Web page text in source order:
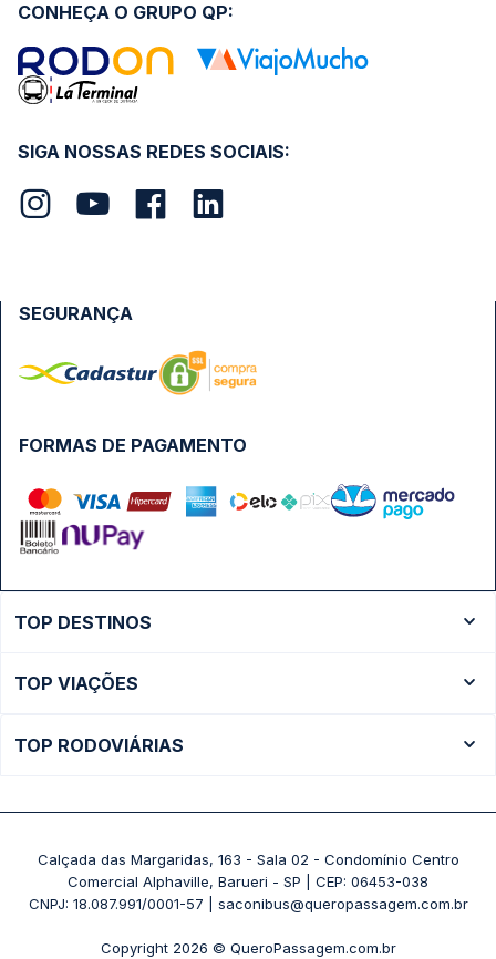
SIGA NOSSAS REDES SOCIAIS:
CONHEÇA O GRUPO QP:
FORMAS DE PAGAMENTO
SEGURANÇA
TOP DESTINOS
Ônibus São Paulo
TOP VIAÇÕES
Passagens Pássaro Marron
+ Viações
TOP RODOVIÁRIAS
Rodoviária Belo Horizonte - Gov. Israel Pinheiro (Tergip)
Rodoviária Curitiba
Calçada das Margaridas, 163 - Sala 02 - Condomínio Centro
Comercial Alphaville, Barueri - SP | CEP: 06453-038
CNPJ: 18.087.991/0001-57 | saconibus@queropassagem.com.br
Copyright 2026 © QueroPassagem.com.br